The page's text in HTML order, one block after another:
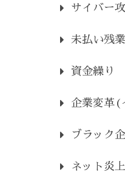
サイバー
未払い残業
資金繰り
企業変革(
ブラック
ネット炎